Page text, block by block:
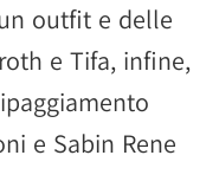
outfit e delle
e Tifa, infine,
e Sabin Rene